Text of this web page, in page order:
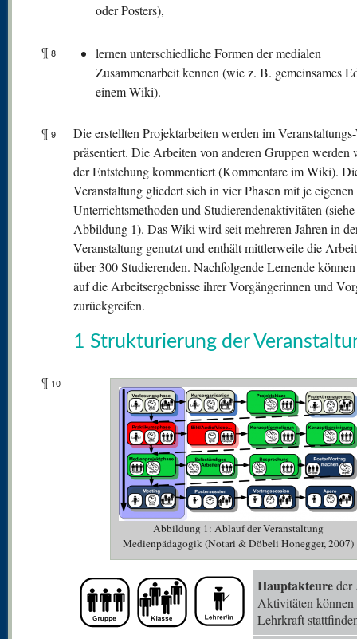
oder Posters),
¶ 8
lernen unterschiedliche Formen der medialen
Zusammenarbeit kennen (wie z. B. gemeinsames
einem Wiki).
¶ 9
Die erstellten Projektarbeiten werden im
präsentiert. Die Arbeiten von anderen Gruppen werden
der Entstehung kommentiert (Kommentare im Wiki).
Veranstaltung gliedert sich in vier Phasen mit je eigenen
Unterrichtsmethoden und Studierendenaktivitäten (siehe
Abbildung 1). Das Wiki wird seit mehreren Jahren in
Veranstaltung genutzt und enthält mittlerweile die
über 300 Studierenden. Nachfolgende Lernende
auf die Arbeitsergebnisse ihrer Vorgängerinnen und
zurückgreifen.
1 Strukturierung der
¶ 10
Abbildung 1: Ablauf der Veranstaltung
Medienpädagogik (Notari & Döbeli Honegger, 2007)
Hauptakteureder
Aktivitäten können
Lehrkraft